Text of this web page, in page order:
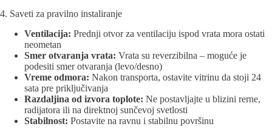
4. Saveti za pravilno instaliranje
Ventilacija: Prednji otvor za ventilaciju ispod vrata mora ostati
neometan
Smer otvaranja vrata: Vrata su reverzibilna – moguće je
podesiti smer otvaranja (levo/desno)
Vreme odmora: Nakon transporta, ostavite vitrinu da stoji 24
sata pre priključivanja
Razdaljina od izvora toplote: Ne postavljajte u blizini rerne,
radijatora ili na direktnoj sunčevoj svetlosti
Stabilnost: Postavite na ravnu i stabilnu površinu